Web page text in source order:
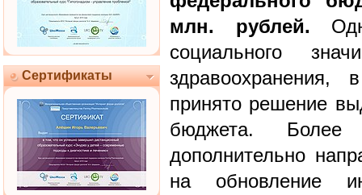
Сертификаты
млн. рублей.
социального
здравоохранения,
принято решение
бюджета.
дополнительно
на обновление